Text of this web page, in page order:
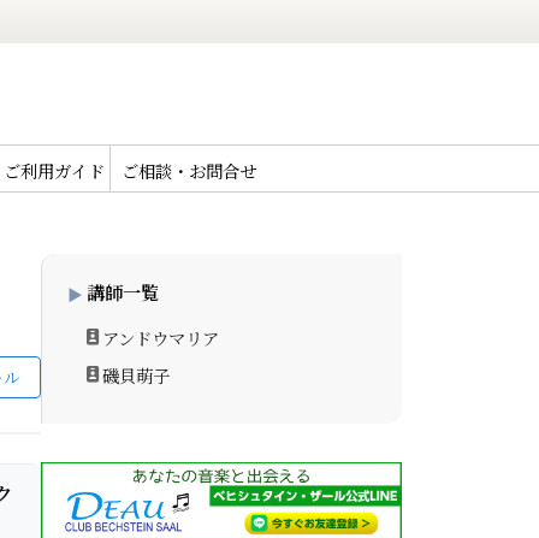
ご利用ガイド ご相談・お問合せ
講師一覧
アンドウマリア
磯貝萌子